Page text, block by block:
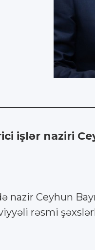
işlər naziri
Ceyhun
rəsmi